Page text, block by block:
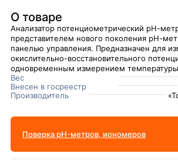
О товаре
Анализатор потенциометрический рН-
представителем нового поколения рН-
панелью управления. Предназначен для
окислительно-восстановительного
одновременным измерением
Вес
Внесен в госреестр
Производитель
Поверка pH-метров, иономеров